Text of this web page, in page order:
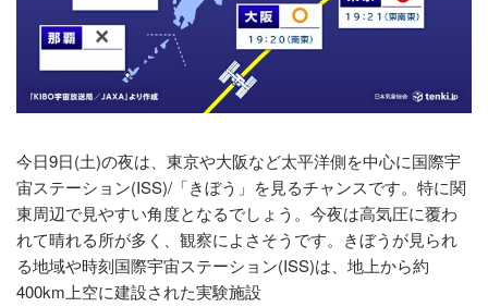
今日9日(土)の夜は、東京や大阪など太平洋側を中心に国際宇
宙ステーション(ISS)/「きぼう」を見るチャンスです。特に関
東周辺で見やすい角度となるでしょう。今夜は高気圧に覆わ
れて晴れる所が多く、観察によさそうです。きぼうが見られ
る地域や時刻国際宇宙ステーション(ISS)は、地上から約
400km上空に建設された実験施設